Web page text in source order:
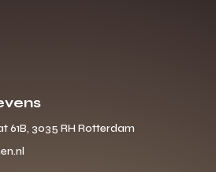
61B, 3035 RH Rotterdam